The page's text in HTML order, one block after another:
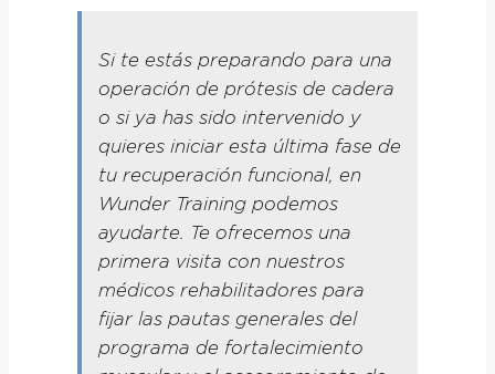
Si te estás preparando para una
operación de prótesis de cadera
o si ya has sido intervenido y
quieres iniciar esta última fase de
tu recuperación funcional, en
Wunder Training podemos
ayudarte. Te ofrecemos una
primera visita con nuestros
médicos rehabilitadores para
fijar las pautas generales del
programa de fortalecimiento